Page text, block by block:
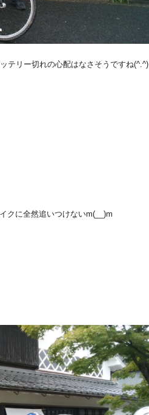
テリー切れの心配はなさそうですね(^.^)
クに全然追いつけないm(__)m